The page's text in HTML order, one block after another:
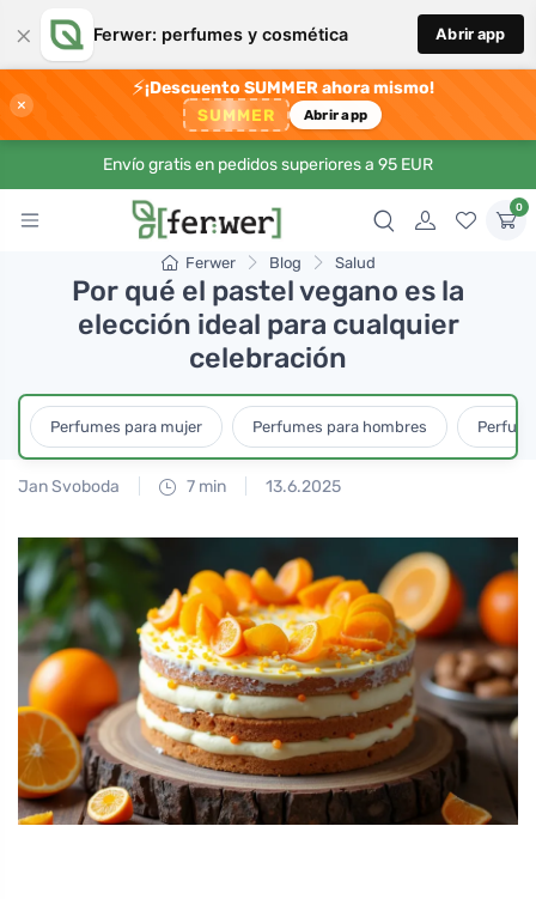
× Ferwer: perfumes y cosmética Abrir app
×
⚡¡Descuento SUMMER ahora mismo!
SUMMER Abrir app
Envío gratis en pedidos superiores a 95 EUR
0
Ferwer Blog Salud
Por qué el pastel vegano es la
elección ideal para cualquier
celebración
Perfumes para mujer Perfumes para hombres
Jan Svoboda 7 min 13.6.2025